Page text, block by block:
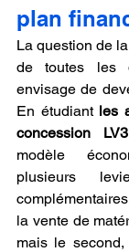
plan
La question de
de toutes les
envisage de
En étudiant les
concession
modèle
plusieurs
la vente de
mais le